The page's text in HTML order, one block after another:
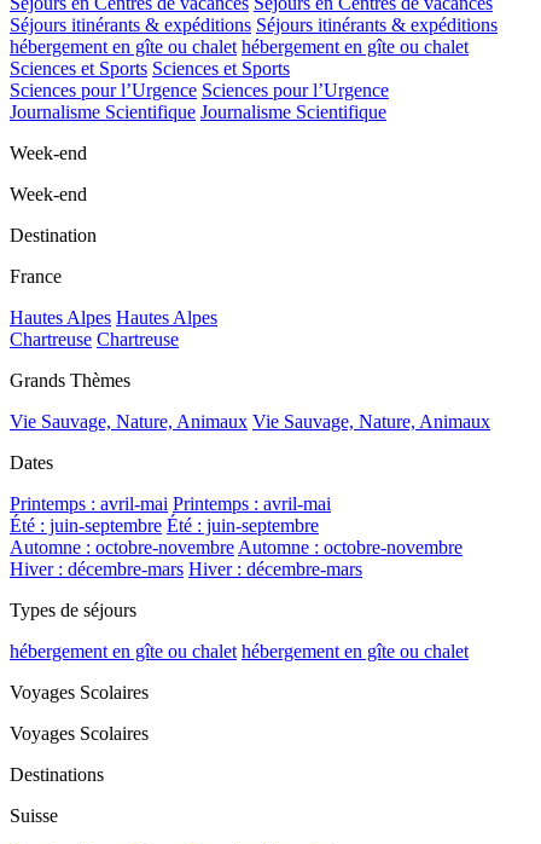
Séjours itinérants & expéditions Séjours itinérants & expéditions
hébergement en gîte ou chalet hébergement en gîte ou chalet
Sciences et Sports Sciences et Sports
Sciences pour l’Urgence Sciences pour l’Urgence
Journalisme Scientifique Journalisme Scientifique
Week-end
Week-end
Destination
France
Hautes Alpes Hautes Alpes
Chartreuse Chartreuse
Grands Thèmes
Vie Sauvage, Nature, Animaux Vie Sauvage, Nature, Animaux
Dates
Printemps : avril-mai Printemps : avril-mai
Été : juin-septembre Été : juin-septembre
Automne : octobre-novembre Automne : octobre-novembre
Hiver : décembre-mars Hiver : décembre-mars
Types de séjours
hébergement en gîte ou chalet hébergement en gîte ou chalet
Voyages Scolaires
Voyages Scolaires
Destinations
Suisse